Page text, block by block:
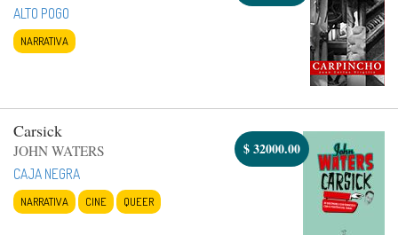
ALTO POGO
NARRATIVA
Carsick
JOHN WATERS
CAJA NEGRA
NARRATIVA CINE QUEER
$32000.00